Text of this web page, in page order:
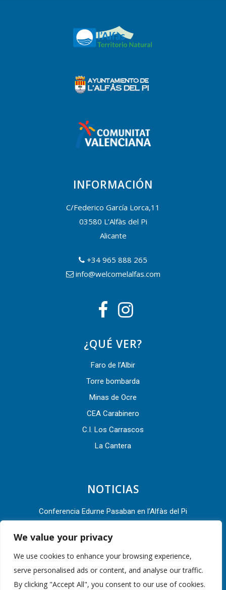
We value your privacy
We use cookies to enhance your browsing experience,
serve personalised ads or content, and analyse our traffic.
By clicking "Accept All", you consent to our use of cookies.
INFORMACIÓN
C/Federico García Lorca,11
03580 L’Alfàs del Pi
Alicante
+34 965 888 265
info@welcomelalfas.com
¿QUÉ VER?
Faro de l’Albir
Torre bombarda
Minas de Ocre
CEA Carabinero
C.I. Los Carrascos
La Cantera
NOTICIAS
Conferencia Edurne Pasaban en l’Alfàs del Pi
L’Alfàs del Pi acude a la Asamblea General 2022 de la Red
L’Alfàs del Pi presente en el III Congreso Mundial de
Destinos Turísticos Inteligentes que se celebra en Valencia